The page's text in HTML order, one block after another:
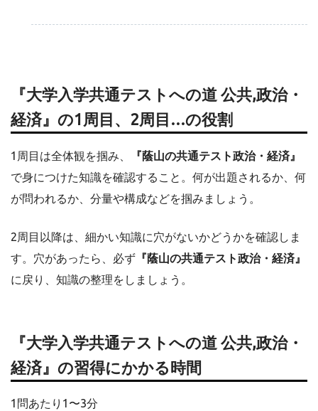
『大学入学共通テストへの道 公共,政治・
経済』の1周目、2周目…の役割
1周目は全体観を掴み、
『蔭山の共通テスト政治・経済』
で身につけた知識を確認すること。何が出題されるか、何
が問われるか、分量や構成などを掴みましょう。
2周目以降は、細かい知識に穴がないかどうかを確認しま
す。穴があったら、必ず 『蔭山の共通テスト政治・経済』
に戻り、知識の整理をしましょう。
『大学入学共通テストへの道 公共,政治・
経済』の習得にかかる時間
1問あたり1〜3分